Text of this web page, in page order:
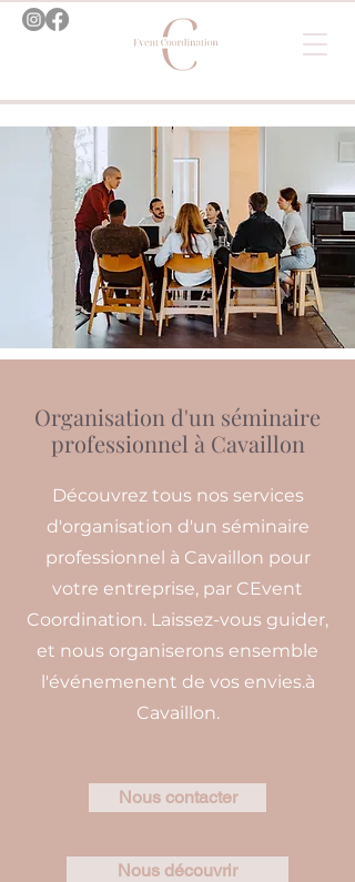
Organisation d'un séminaire
professionnel à Cavaillon
Découvrez tous nos services
d'organisation d'un séminaire
professionnel à Cavaillon pour
votre entreprise, par CEvent
Coordination. Laissez-vous guider,
et nous organiserons ensemble
l'événemenent de vos envies.à
Cavaillon.
Nous contacter
Nous découvrir